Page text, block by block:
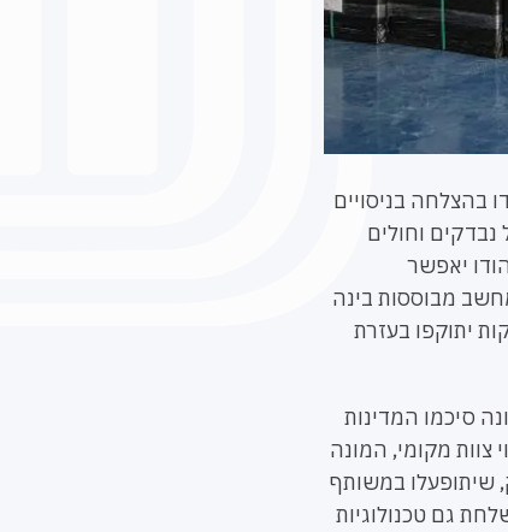
בהצלחה בניסויים
וחולים
יאפשר
מבוססות בינה
יתוקפו בעזרת
סיכמו המדינות
צוות מקומי, המונה
שיתופעלו במשותף
גם טכנולוגיות